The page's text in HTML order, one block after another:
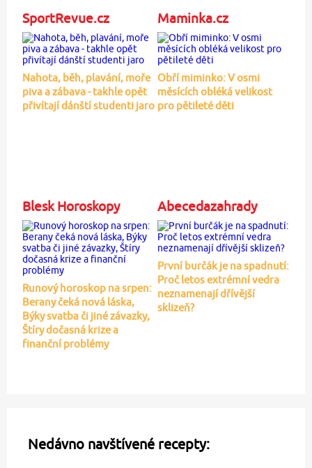
SportRevue.cz
Nahota, běh, plavání, moře
piva a zábava - takhle opět
přivítají dánští studenti jaro
Maminka.cz
Obří miminko: V osmi
měsících obléká velikost
pro pětileté děti
Blesk Horoskopy
Runový horoskop na srpen:
Berany čeká nová láska,
Býky svatba či jiné závazky,
Štíry dočasná krize a
finanční problémy
Abecedazahrady
První burčák je na spadnutí:
Proč letos extrémní vedra
neznamenají dřívější
sklizeň?
Nedávno navštívené recepty: